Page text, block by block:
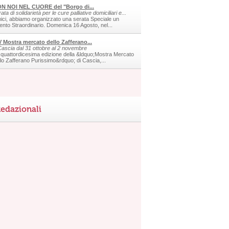
NOI NEL CUORE del "Borgo di...
di solidarietà per le cure palliative domiciliari e...
abbiamo organizzato una serata Speciale un
Straordinario. Domenica 16 Agosto, nel...
Mostra mercato dello Zafferano...
dal 31 ottobre al 2 novembre
quattordicesima edizione della &ldquo;Mostra Mercato
Zafferano Purissimo&rdquo; di Cascia,...